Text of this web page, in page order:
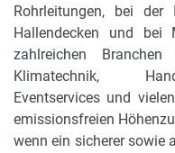
Rohrleitungen, bei
Hallendecken und bei
zahlreichen
Klimatechnik,
Eventservices und
emissionsfreien
wenn ein sicherer sowie